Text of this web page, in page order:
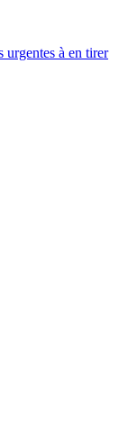
urgentes à en tirer